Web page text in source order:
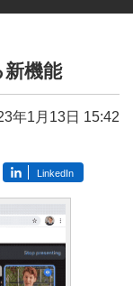
新機能
年1月13日 15:42
LinkedIn